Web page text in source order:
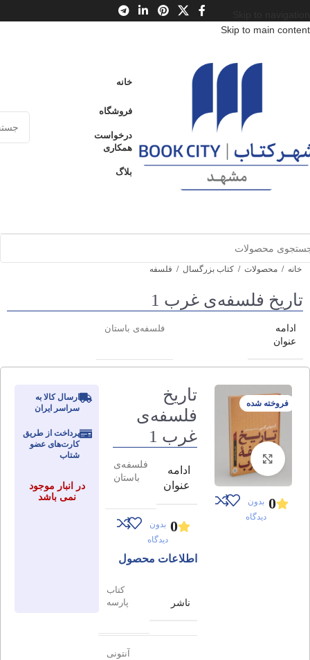
Skip to main content
خانه
فروشگاه
درخواست
همکاری
بلاگ
خانه / محصولات / کتاب بزرگسال / فلسفه
تاریخ فلسفه‌ی غرب 1
ادامه
عنوان
فلسفه‌ی باستان
فروخته شده
برای بزرگنمایی کلیک کنید
0 بدون
دیدگاه
تاریخ
فلسفه‌ی
غرب 1
ادامه
عنوان
فلسفه‌ی
باستان
0 بدون
دیدگاه
اطلاعات محصول
ناشر
کتاب
پارسه
آنتونی
ارسال کالا به
سراسر ایران
پرداخت از طریق
کارت‌های عضو
شتاب
در انبار موجود
نمی باشد